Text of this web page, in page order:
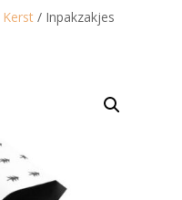
Kerst/ Inpakzakjes